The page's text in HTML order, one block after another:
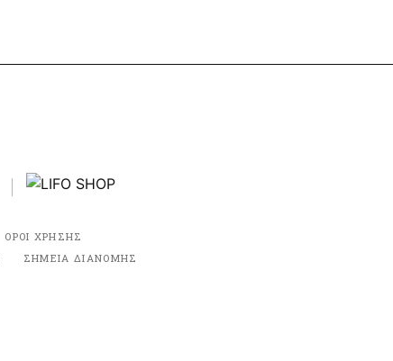
ΟΡΟΙ ΧΡΗΣΗΣ
ΣΗΜΕΙΑ ΔΙΑΝΟΜΗΣ